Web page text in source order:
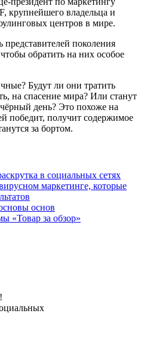
крупнейшего владельца и
центров в мире.
поколения
обратить на них особое
Будут ли они тратить
на спасение мира? Или станут
день? Это похоже на
победит, получит содержимое
за бортом.
в социальных сетях
маркетинге, которые
основ
«Товар за обзор»